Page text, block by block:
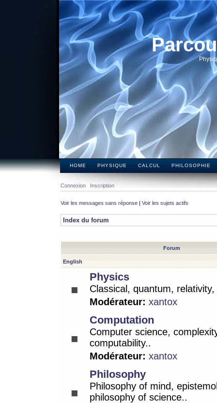
HOME PHYSIQUE CALCUL PHILOSOPHIE
Connexion Inscription
Voir les messages sans réponse | Voir les sujets actifs
Index du forum
Forum
English
Physics
Classical, quantum,
Modérateur: xantox
Computation
Computer science,
computability..
Modérateur: xantox
Philosophy
Philosophy of mind,
philosophy of science..